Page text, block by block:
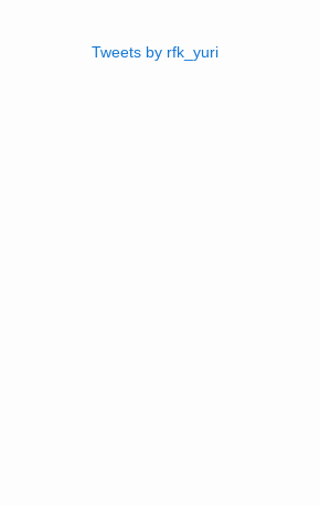
Tweets by rfk_yuri